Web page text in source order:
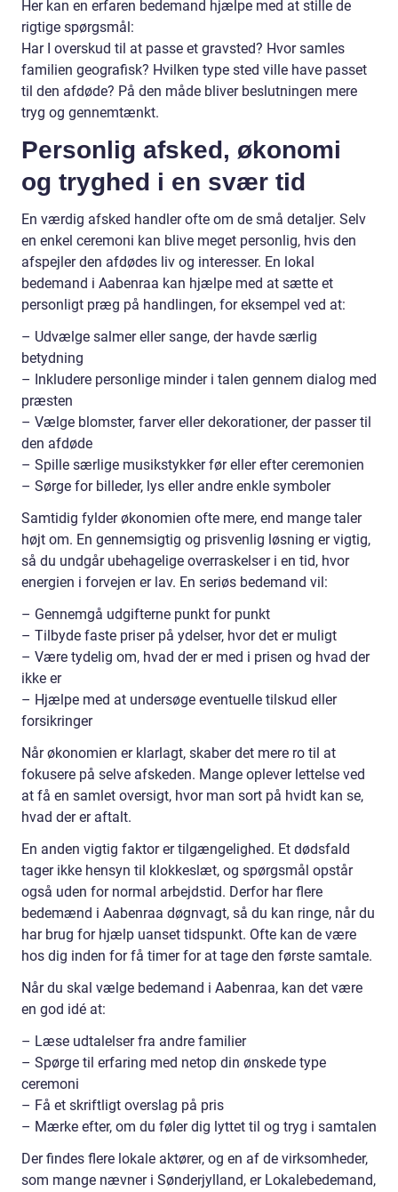
Her kan en erfaren bedemand hjælpe med at stille de
rigtige spørgsmål:
Har I overskud til at passe et gravsted? Hvor samles
familien geografisk? Hvilken type sted ville have passet
til den afdøde? På den måde bliver beslutningen mere
tryg og gennemtænkt.
Personlig afsked, økonomi
og tryghed i en svær tid
En værdig afsked handler ofte om de små detaljer. Selv
en enkel ceremoni kan blive meget personlig, hvis den
afspejler den afdødes liv og interesser. En lokal
bedemand i Aabenraa kan hjælpe med at sætte et
personligt præg på handlingen, for eksempel ved at:
– Udvælge salmer eller sange, der havde særlig
betydning
– Inkludere personlige minder i talen gennem dialog med
præsten
– Vælge blomster, farver eller dekorationer, der passer til
den afdøde
– Spille særlige musikstykker før eller efter ceremonien
– Sørge for billeder, lys eller andre enkle symboler
Samtidig fylder økonomien ofte mere, end mange taler
højt om. En gennemsigtig og prisvenlig løsning er vigtig,
så du undgår ubehagelige overraskelser i en tid, hvor
energien i forvejen er lav. En seriøs bedemand vil:
– Gennemgå udgifterne punkt for punkt
– Tilbyde faste priser på ydelser, hvor det er muligt
– Være tydelig om, hvad der er med i prisen og hvad der
ikke er
– Hjælpe med at undersøge eventuelle tilskud eller
forsikringer
Når økonomien er klarlagt, skaber det mere ro til at
fokusere på selve afskeden. Mange oplever lettelse ved
at få en samlet oversigt, hvor man sort på hvidt kan se,
hvad der er aftalt.
En anden vigtig faktor er tilgængelighed. Et dødsfald
tager ikke hensyn til klokkeslæt, og spørgsmål opstår
også uden for normal arbejdstid. Derfor har flere
bedemænd i Aabenraa døgnvagt, så du kan ringe, når du
har brug for hjælp uanset tidspunkt. Ofte kan de være
hos dig inden for få timer for at tage den første samtale.
Når du skal vælge bedemand i Aabenraa, kan det være
en god idé at:
– Læse udtalelser fra andre familier
– Spørge til erfaring med netop din ønskede type
ceremoni
– Få et skriftligt overslag på pris
– Mærke efter, om du føler dig lyttet til og tryg i samtalen
Der findes flere lokale aktører, og en af de virksomheder,
som mange nævner i Sønderjylland, er Lokalebedemand,